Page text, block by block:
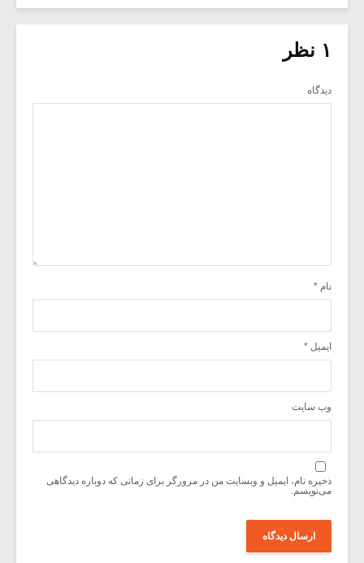
۱ نظر
دیدگاه
نام *
ایمیل *
وب‌ سایت
ذخیره نام، ایمیل و وبسایت من در مرورگر برای زمانی که دوباره دیدگاهی
می‌نویسم.